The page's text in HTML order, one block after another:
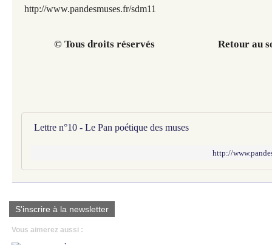
http://www.pandesmuses.fr/sdm11
© Tous droits réservés Retour au
Lettre n°10 - Le Pan poétique des muses
http://
S'inscrire à la newsletter
Vous aimerez aussi :